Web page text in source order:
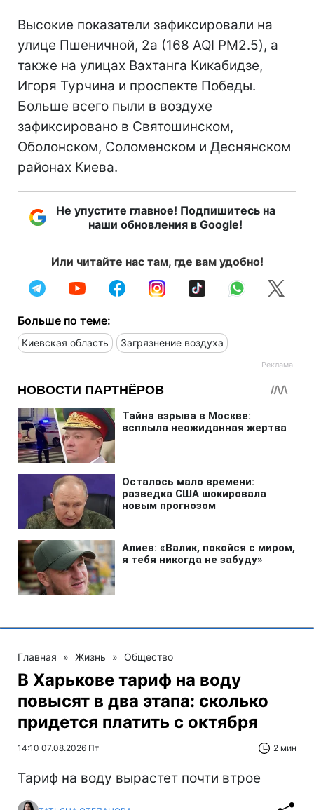
Высокие показатели зафиксировали на
улице Пшеничной, 2а (168 AQI PM2.5), а
также на улицах Вахтанга Кикабидзе,
Игоря Турчина и проспекте Победы.
Больше всего пыли в воздухе
зафиксировано в Святошинском,
Оболонском, Соломенском и Деснянском
районах Киева.
Не упустите главное! Подпишитесь на
наши обновления в Google!
Или читайте нас там, где вам удобно!
Больше по теме:
Киевская область Загрязнение воздуха
Главная » Жизнь » Общество
В Харькове тариф на воду
повысят в два этапа: сколько
придется платить с октября
14:10 07.08.2026 Пт 2 мин
Тариф на воду вырастет почти втрое